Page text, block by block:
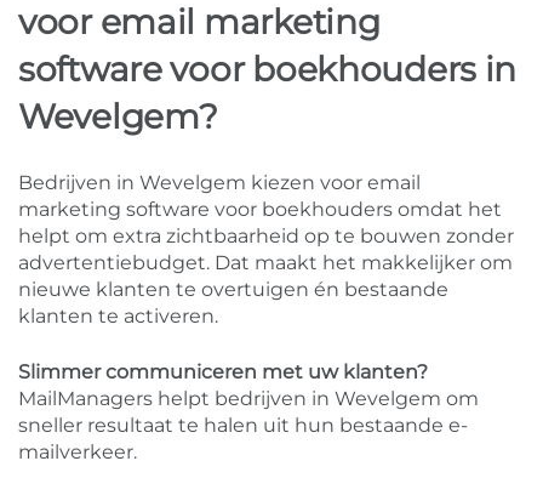
voor email marketing
software voor boekhouders in
Wevelgem?
Bedrijven in Wevelgem kiezen voor email
marketing software voor boekhouders omdat het
helpt om extra zichtbaarheid op te bouwen zonder
advertentiebudget. Dat maakt het makkelijker om
nieuwe klanten te overtuigen én bestaande
klanten te activeren.
Slimmer communiceren met uw klanten?
MailManagers helpt bedrijven in Wevelgem om
sneller resultaat te halen uit hun bestaande e-
mailverkeer.